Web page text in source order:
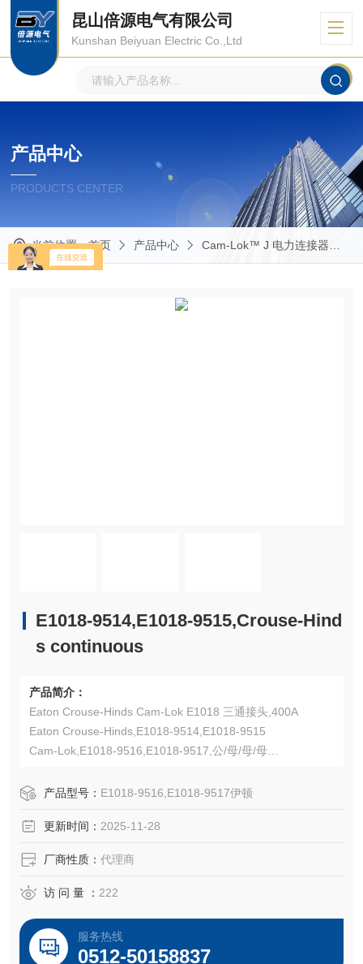
昆山倍源电气有限公司
Kunshan Beiyuan Electric Co.,Ltd
产品中心
PRODUCTS CENTER
当前位置：首页 产品中心 Cam-Lok™ J 电力连接器
E1018-9514,E1018-9515,Crouse-Hind
s continuous
产品简介：
Eaton Crouse-Hinds Cam-Lok E1018 三通接头,400A
Eaton Crouse-Hinds,E1018-9514,E1018-9515
Cam-Lok,E1018-9516,E1018-9517,公/母/母/母
UL认证E67181,CSA认证LR13963,NEMA 3R
产品型号： E1018-9516,E1018-9517伊顿
更新时间： 2025-11-28
厂商性质： 代理商
访 问 量 ： 222
服务热线
0512-50158837